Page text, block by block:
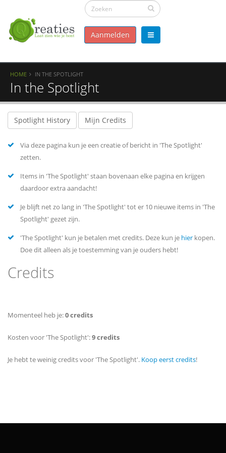
Aanmelden
HOME IN THE SPOTLIGHT
In the Spotlight
Spotlight History Mijn Credits
Via deze pagina kun je een creatie of bericht in 'The Spotlight'
zetten.
Items in 'The Spotlight' staan bovenaan elke pagina en krijgen
daardoor extra aandacht!
Je blijft net zo lang in 'The Spotlight' tot er 10 nieuwe items in 'The
Spotlight' gezet zijn.
'The Spotlight' kun je betalen met credits. Deze kun je hier kopen.
Doe dit alleen als je toestemming van je ouders hebt!
Credits
Momenteel heb je:0 credits
Kosten voor 'The Spotlight':9 credits
Je hebt te weinig credits voor 'The Spotlight'. Koop eerst credits!